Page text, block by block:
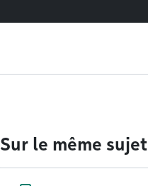
Sur le même sujet